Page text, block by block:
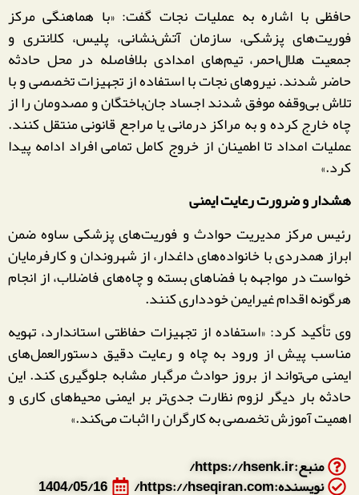
حافظی با اشاره به عملیات نجات گفت: «با هماهنگی مرکز
فوریت‌های پزشکی، سازمان آتش‌نشانی، پلیس، کلانتری و
جمعیت هلال‌احمر، تیم‌های امدادی بلافاصله در محل حادثه
حاضر شدند. نیروهای نجات با استفاده از تجهیزات تخصصی و با
تلاش بی‌وقفه موفق شدند اجساد جان‌باختگان و مصدومان را از
چاه خارج کرده و به مراکز درمانی یا مراجع قانونی منتقل کنند.
عملیات امداد تا اطمینان از خروج کامل تمامی افراد ادامه پیدا
کرد.»
هشدار و ضرورت رعایت ایمنی
رئیس مرکز مدیریت حوادث و فوریت‌های پزشکی ساوه ضمن
ابراز همدردی با خانواده‌های داغدار، از شهروندان و کارفرمایان
خواست در مواجهه با فضاهای بسته و چاه‌های فاضلاب، از انجام
هرگونه اقدام غیرایمن خودداری کنند.
وی تأکید کرد: «استفاده از تجهیزات حفاظتی استاندارد، تهویه
مناسب پیش از ورود به چاه و رعایت دقیق دستورالعمل‌های
ایمنی می‌تواند از بروز حوادث مرگبار مشابه جلوگیری کند. این
حادثه بار دیگر لزوم نظارت جدی‌تر بر ایمنی محیط‌های کاری و
اهمیت آموزش تخصصی به کارگران را اثبات می‌کند.»
منبع:https://hsenk.ir/
نویسنده:https://hseqiran.com/ 1404/05/16